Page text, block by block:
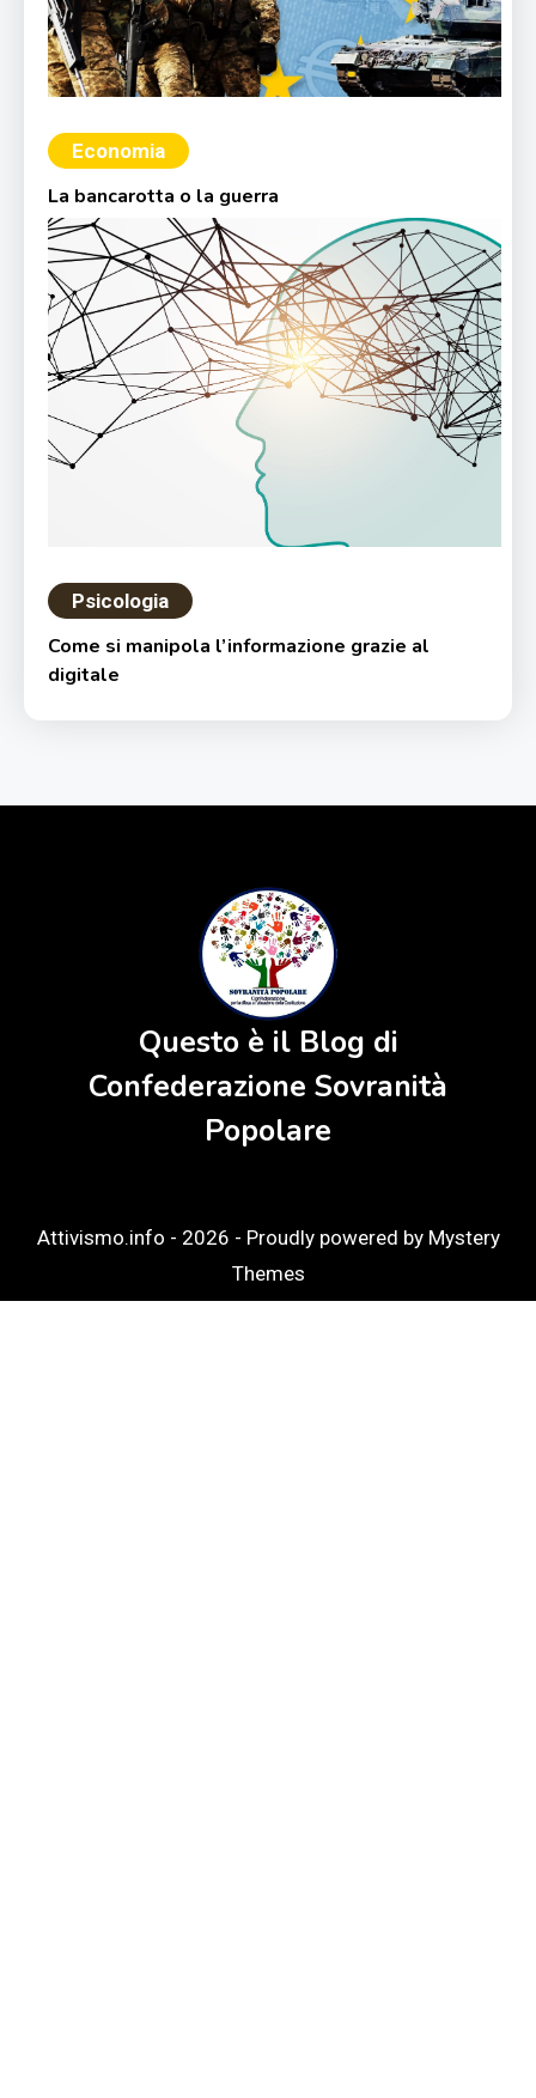
Economia
La bancarotta o la guerra
Psicologia
Come si manipola l’informazione grazie al
digitale
Questo è il Blog di
Confederazione Sovranità
Popolare
Attivismo.info - 2026 - Proudly powered by Mystery
Themes